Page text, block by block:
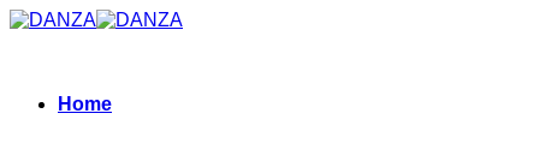
Zum
Home